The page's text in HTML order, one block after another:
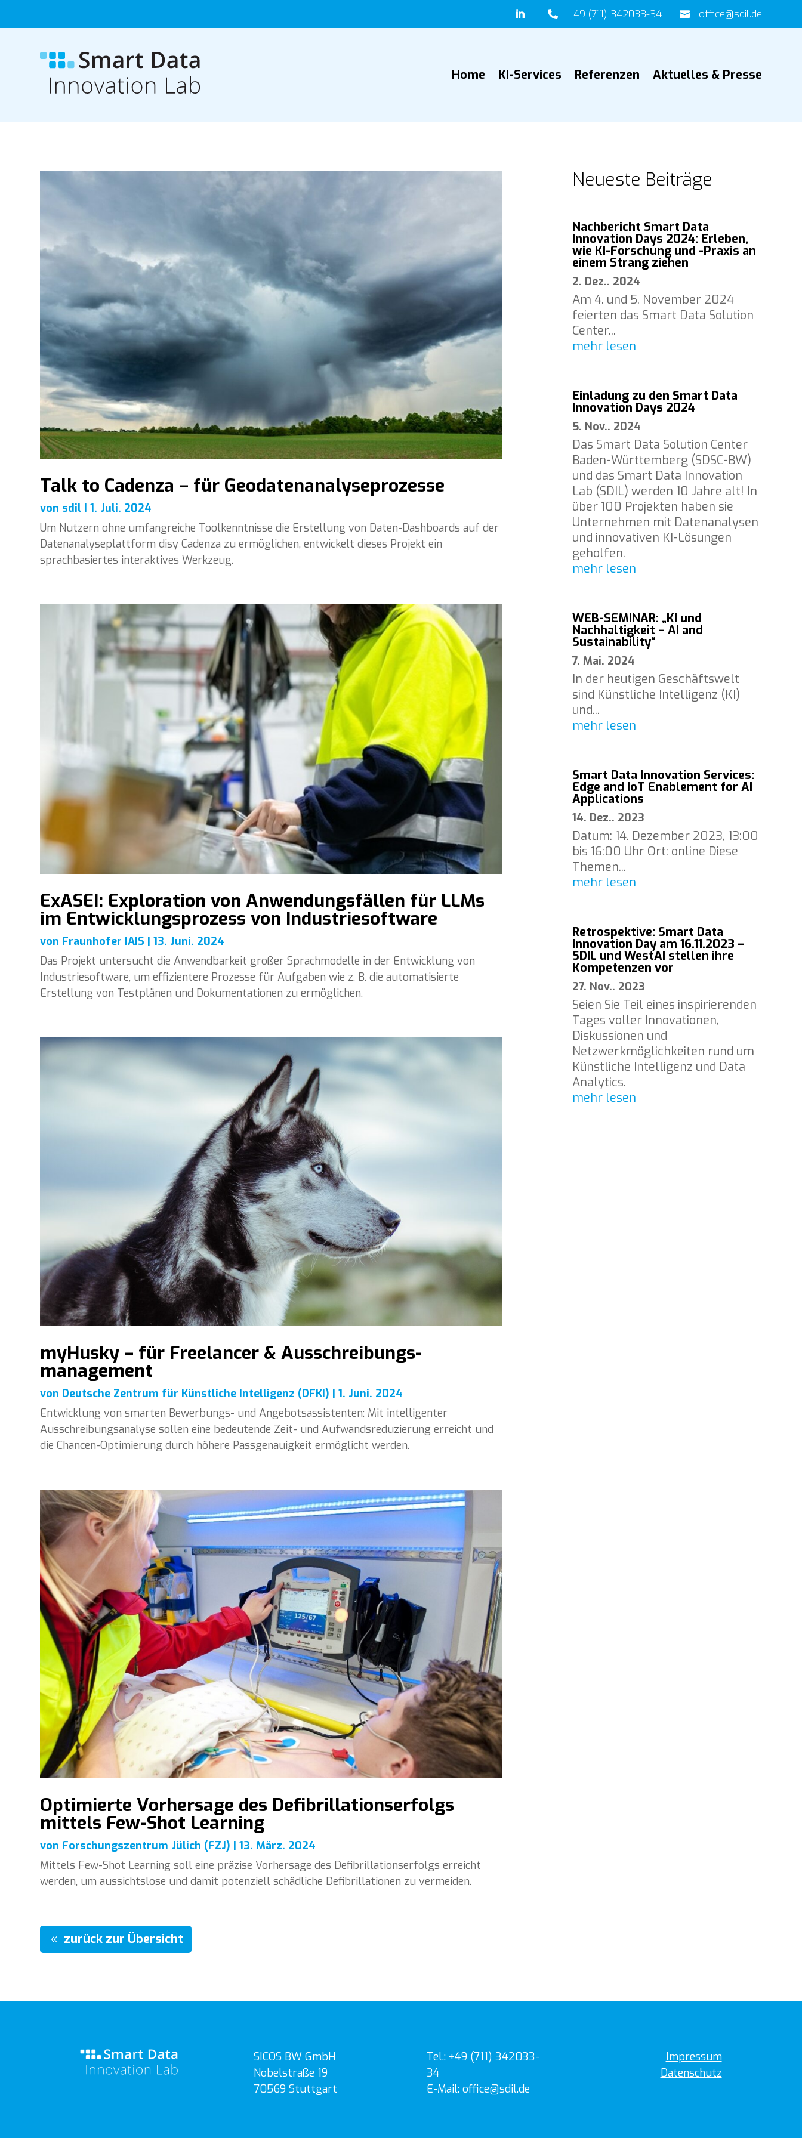
 office@sdil.de
 +49 (711) 342033-34

Home KI-Services Referenzen Aktuelles & Presse
Talk to Cadenza – für Geodatenanalyseprozesse
von sdil |1. Juli. 2024
Um Nutzern ohne umfangreiche Toolkenntnisse die Erstellung von Daten-Dashboards auf der
Datenanalyseplattform disy Cadenza zu ermöglichen, entwickelt dieses Projekt ein
sprachbasiertes interaktives Werkzeug.
ExASEI: Exploration von Anwendungsfällen für LLMs
im Entwicklungsprozess von Industriesoftware
von Fraunhofer IAIS |13. Juni. 2024
Das Projekt untersucht die Anwendbarkeit großer Sprachmodelle in der Entwicklung von
Industriesoftware, um effizientere Prozesse für Aufgaben wie z. B. die automatisierte
Erstellung von Testplänen und Dokumentationen zu ermöglichen.
myHusky – für Freelancer & Ausschreibungs-
management
von Deutsche Zentrum für Künstliche Intelligenz (DFKI) |1. Juni. 2024
Entwicklung von smarten Bewerbungs- und Angebotsassistenten: Mit intelligenter
Ausschreibungsanalyse sollen eine bedeutende Zeit- und Aufwandsreduzierung erreicht und
die Chancen-Optimierung durch höhere Passgenauigkeit ermöglicht werden.
Optimierte Vorhersage des Defibrillationserfolgs
mittels Few-Shot Learning
von Forschungszentrum Jülich (FZJ) |13. März. 2024
Mittels Few-Shot Learning soll eine präzise Vorhersage des Defibrillationserfolgs erreicht
werden, um aussichtslose und damit potenziell schädliche Defibrillationen zu vermeiden.
zurück zur Übersicht
Neueste Beiträge
Nachbericht Smart Data
Innovation Days 2024: Erleben,
wie KI-Forschung und -Praxis an
einem Strang ziehen
2. Dez.. 2024
Am 4. und 5. November 2024
feierten das Smart Data Solution
Center...
mehr lesen
Einladung zu den Smart Data
Innovation Days 2024
5. Nov.. 2024
Das Smart Data Solution Center
Baden-Württemberg (SDSC-BW)
und das Smart Data Innovation
Lab (SDIL) werden 10 Jahre alt! In
über 100 Projekten haben sie
Unternehmen mit Datenanalysen
und innovativen KI-Lösungen
geholfen.
mehr lesen
WEB-SEMINAR: „KI und
Nachhaltigkeit – AI and
Sustainability“
7. Mai. 2024
In der heutigen Geschäftswelt
sind Künstliche Intelligenz (KI)
und...
mehr lesen
Smart Data Innovation Services:
Edge and IoT Enablement for AI
Applications
14. Dez.. 2023
Datum: 14. Dezember 2023, 13:00
bis 16:00 Uhr Ort: online Diese
Themen...
mehr lesen
Retrospektive: Smart Data
Innovation Day am 16.11.2023 –
SDIL und WestAI stellen ihre
Kompetenzen vor
27. Nov.. 2023
Seien Sie Teil eines inspirierenden
Tages voller Innovationen,
Diskussionen und
Netzwerkmöglichkeiten rund um
Künstliche Intelligenz und Data
Analytics.
mehr lesen
SICOS BW GmbH
Nobelstraße 19
70569 Stuttgart
Tel.: +49 (711) 342033-
34
E-Mail: office@sdil.de
Impressum
Datenschutz